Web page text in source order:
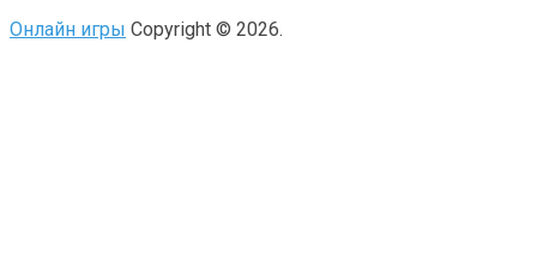
Онлайн игры Copyright © 2026.